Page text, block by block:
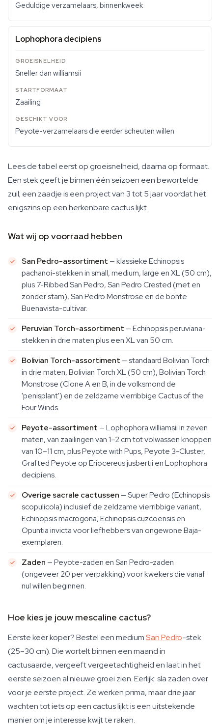
Geduldige verzamelaars, binnenkweek
Lophophora decipiens
Sneller dan williamsii
Zaailing
Peyote-verzamelaars die eerder scheuten willen
Lees de tabel eerst op groeisnelheid, daarna op formaat.
Een stek geeft je binnen één seizoen een bewortelde
zuil; een zaadje is een project van 3 tot 5 jaar voordat het
enigszins op een herkenbare cactus lijkt.
Wat wij op voorraad hebben
San Pedro-assortiment — klassieke Echinopsis
pachanoi-stekken in small, medium, large en XL (50 cm),
plus 7-Ribbed San Pedro, San Pedro Crested (met en
zonder stam), San Pedro Monstrose en de bonte
Buenavista-cultivar.
Peruvian Torch-assortiment — Echinopsis peruviana-
stekken in drie maten plus een XL van 50 cm.
Bolivian Torch-assortiment — standaard Bolivian Torch
in drie maten, Bolivian Torch XL (50 cm), Bolivian Torch
Monstrose (Clone A en B, in de volksmond de
'penisplant') en de zeldzame vierribbige Cactus of the
Four Winds.
Peyote-assortiment — Lophophora williamsii in zeven
maten, van zaailingen van 1–2 cm tot volwassen knoppen
van 10–11 cm, plus Peyote with Pups, Peyote 3-Cluster,
Grafted Peyote op Eriocereus jusbertii en Lophophora
decipiens.
Overige sacrale cactussen — Super Pedro (Echinopsis
scopulicola) inclusief de zeldzame vierribbige variant,
Echinopsis macrogona, Echinopsis cuzcoensis en
Opuntia invicta voor liefhebbers van ongewone Baja-
exemplaren.
Zaden — Peyote-zaden en San Pedro-zaden
(ongeveer 20 per verpakking) voor kwekers die vanaf
nul willen beginnen.
Hoe kies je jouw mescaline cactus?
Eerste keer koper? Bestel een mediumSan Pedro-stek
(25–30 cm). Die wortelt binnen een maand in
cactusaarde, vergeeft vergeetachtigheid en laat in het
eerste seizoen al nieuwe groei zien. Eerlijk: sla zaden over
voor je eerste project. Ze werken prima, maar drie jaar
wachten tot iets op een cactus lijkt is een uitstekende
manier om je interesse kwijt te raken.